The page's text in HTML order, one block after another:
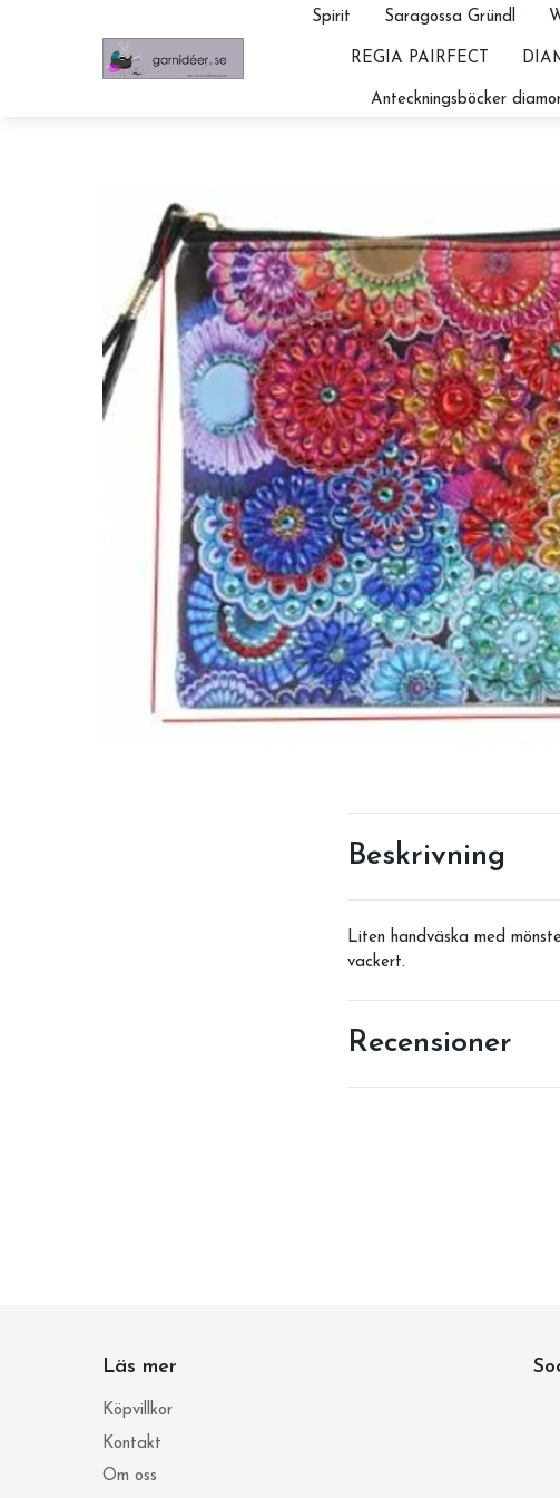
Spirit Saragossa Gründl
REGIA PAIRFECT
Anteckningsböcker
Beskrivning
Liten handväska med
vackert.
Recensioner
Läs mer
Köpvillkor
Kontakt
Om oss